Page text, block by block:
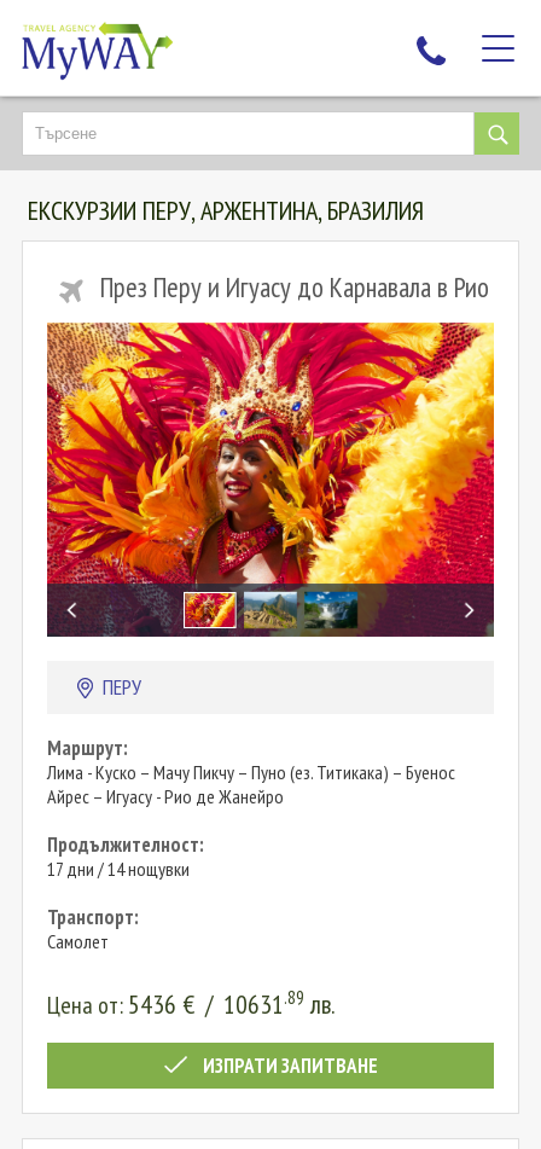
НАЙ-ТЪРСЕНИ
ДЕСТИНАЦИИ
ЕКЗОТИЧНИ ПОЧИВКИ
КРУИЗИ
НОВА ГОДИНА
ПЪТУВАЙТЕ С ДЕЦА
ЛЮБОПИТНО
ЗА НАС
КОНТАКТИ
ЕКСКУРЗИИ ПЕРУ, АРЖЕНТИНА, БРАЗИЛИЯ
През Перу и Игуасу до Карнавала в Рио
ПЕРУ
Маршрут:
Лима - Куско – Мачу Пикчу – Пуно (ез. Титикака) – Буенос
Айрес – Игуасу - Рио де Жанейро
Продължителност:
17 дни / 14 нощувки
Транспорт:
Самолет
Цена от:5436 € / 10631.89 лв.
ИЗПРАТИ ЗАПИТВАНЕ